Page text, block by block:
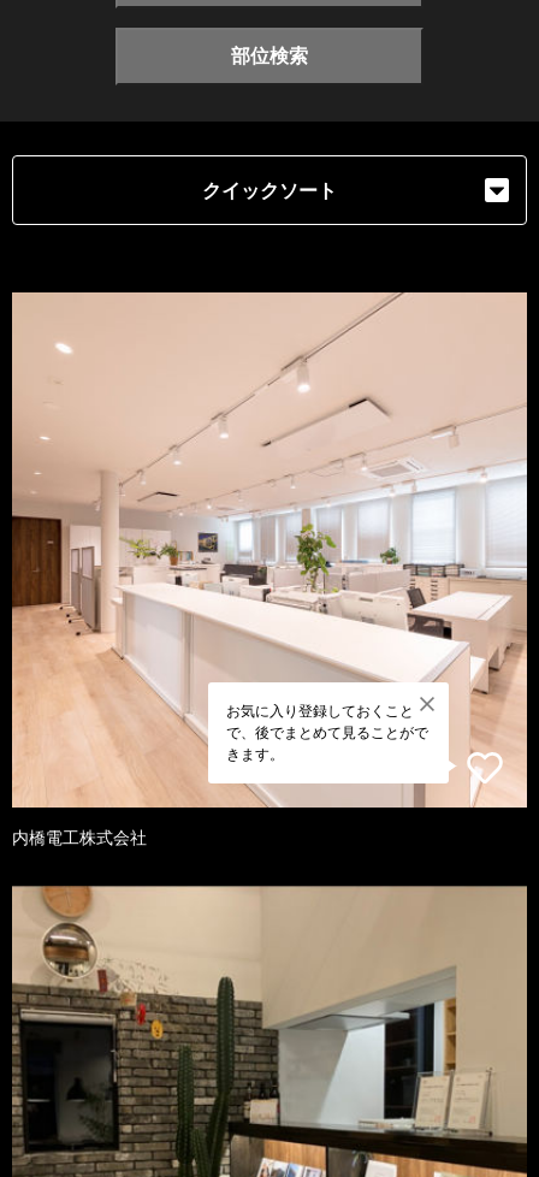
部位検索
クイックソート
お気に入り登録しておくこと
で、後でまとめて見ることがで
きます。
内橋電工株式会社